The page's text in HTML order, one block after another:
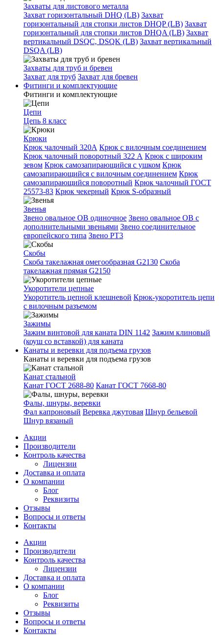
Захваты для листового металла
Захват горизонтальный DHQ (LB) Захват
горизонтальный для стопки листов DHQP (LB) Захват
горизонтальный для стопки листов DHQA (LB) Захват
вертикальный DSQC, DSQK (LB) Захват вертикальный
DSQA (LB)
Захваты для труб и бревен
Захват для труб Захват для бревен
Фитинги и комплектующие
Фитинги и комплектующие
Цепи
Цепь 8 класс
Крюки
Крюк чалочный 320А Крюк с вилочным соединением
Крюк чалочный поворотный 322 А Крюк с широким
зевом Крюк самозапирающийся с ушком Крюк
самозапирающийся с вилочным соединением Крюк
самозапирающийся поворотный Крюк чалочный ГОСТ
25573-83 Крюк чекерный Крюк S-образный
Звенья
Звено овальное OB одиночное Звено овальное ОВ с
дополнительными звеньями Звено соединительное
европейского типа Звено РТ3
Скобы
Скоба такелажная омегообразная G2130 Скоба
такелажная прямая G2150
Укоротители цепные
Укоротитель цепной клешневой Крюк-укоротитель цепи
с вилочным разъемом
Зажимы
Зажим винтовой для каната DIN 1142 Зажим клиновый
(коуш со вставкой) для каната
Канаты и веревки для подъема грузов
Канаты и веревки для подъема грузов
Канат стальной
Канат ГОСТ 2688-80 Канат ГОСТ 7668-80
Фалы, шнуры, веревки
Фал капроновый Веревка джутовая Шнур бельевой
Шнур вязаный
Акции
Производители
Контроль качества
Лицензии
Доставка и оплата
О компании
Блог
Реквизиты
Отзывы
Вопросы и ответы
Контакты
Акции
Производители
Контроль качества
Лицензии
Доставка и оплата
О компании
Блог
Реквизиты
Отзывы
Вопросы и ответы
Контакты